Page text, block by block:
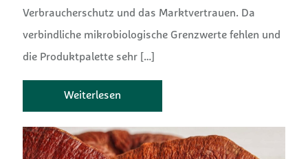
Verbraucherschutz und das Marktvertrauen. Da
verbindliche mikrobiologische Grenzwerte fehlen und
die Produktpalette sehr […]
Weiterlesen